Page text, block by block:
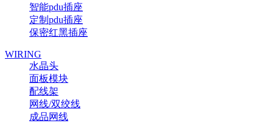
智能pdu插座
定制pdu插座
保密红黑插座
WIRING
水晶头
面板模块
配线架
网线/双绞线
成品网线